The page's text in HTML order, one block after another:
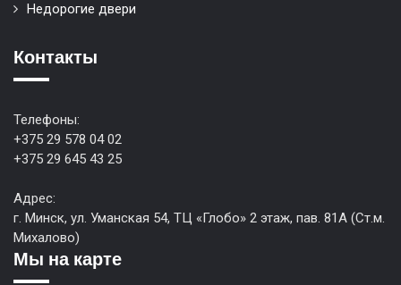
Недорогие двери
Контакты
Телефоны:
+375 29 578 04 02
+375 29 645 43 25
Адрес:
г. Минск, ул. Уманская 54, ТЦ «Глобо» 2 этаж, пав. 81А (Ст.м.
Михалово)
Мы на карте